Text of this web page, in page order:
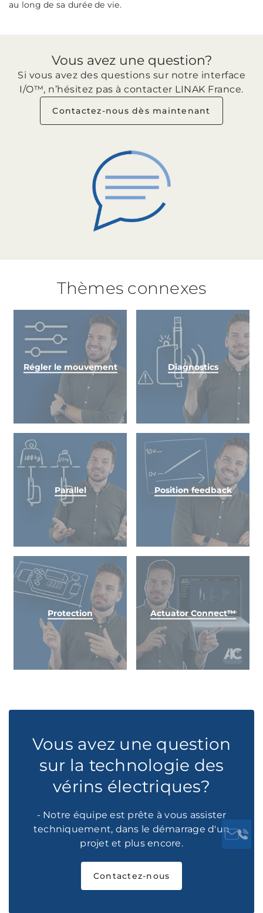
au long de sa durée de vie.
Vous avez une question?
Si vous avez des questions sur notre interface
I/O™, n’hésitez pas à contacter LINAK France.
Contactez-nous dès maintenant
Thèmes connexes
Régler le mouvement Diagnostics
Parallel Position feedback
Protection Actuator Connect™
Vous avez une question
sur la technologie des
vérins électriques?
- Notre équipe est prête à vous assister
techniquement, dans le démarrage d'un
projet et plus encore.
Contactez-nous